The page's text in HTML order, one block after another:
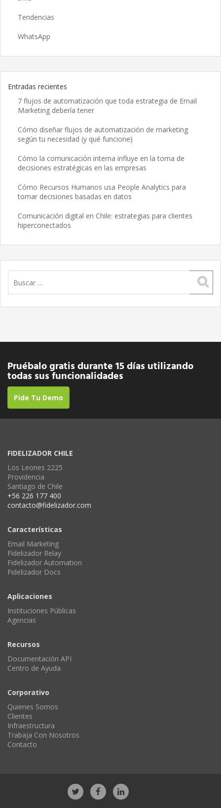
Tendencias
WhatsApp
Entradas recientes
7 flujos de automatización que toda estrategia de Email
Marketing debería tener
Cómo diseñar flujos de automatización de marketing
según tu necesidad (y qué funcione)
Cómo la comunicación interna influye en la toma de
decisiones estratégicas en las empresas
Cómo Recursos Humanos usa People Analytics para
tomar decisiones basadas en datos
Comunicación digital en Chile: estrategias para clientes
hiperconectados
Pruébalo gratis durante 15 días utilizando
todas sus funcionalidades
Pide Tu Demo
FIDELIZADOR CHILE
Los Leones 2225
Providencia
Santiago de Chile
+56 226 177 400
contacto@fidelizador.com
Características
Email Marketing
Fidelizador Relay
Fidelizador Automation
Fidelizador Docs
Aplicaciones
Instituciones Públicas
Agencias
Recursos
Documentación API
Centro de Ayuda
Corporativo
Quienes Somos
Clientes
Infraestructura
Trabaja Con Nosotros
Contacto